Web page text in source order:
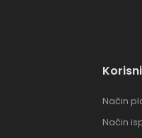
Način
Način